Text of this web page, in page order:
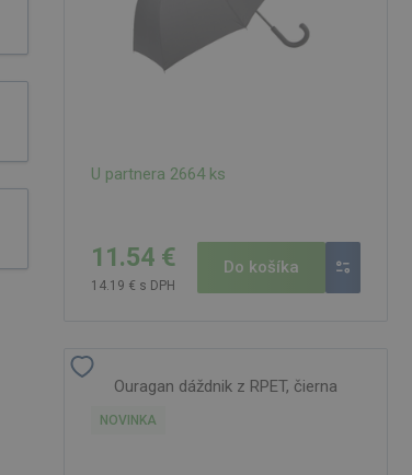
U partnera 2664 ks
11.54 €
14.19 € s DPH
Do košíka
Ouragan dáždnik z RPET, čierna
NOVINKA